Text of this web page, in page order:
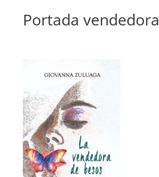
Portada vendedora